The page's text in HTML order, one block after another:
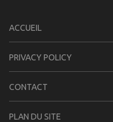
ACCUEIL
PRIVACY POLICY
CONTACT
PLAN DU SITE